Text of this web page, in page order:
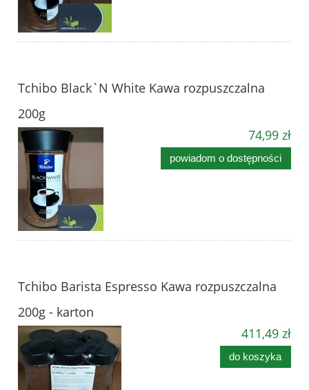
Tchibo Black`N White Kawa rozpuszczalna
200g
74,99 zł
powiadom o dostępności
Tchibo Barista Espresso Kawa rozpuszczalna
200g - karton
411,49 zł
do koszyka